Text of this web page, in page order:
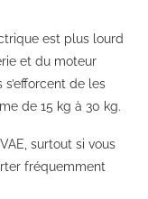
est plus lourd
et du moteur
de les
de 15 kg à 30 kg.
surtout si vous
fréquemment